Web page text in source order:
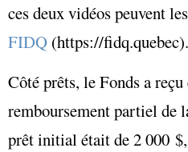
ces deux vidéos peuvent
FIDQ (https://fidq.quebec).
Côté prêts, le Fonds a reçu
remboursement partiel
prêt initial était de 2 000